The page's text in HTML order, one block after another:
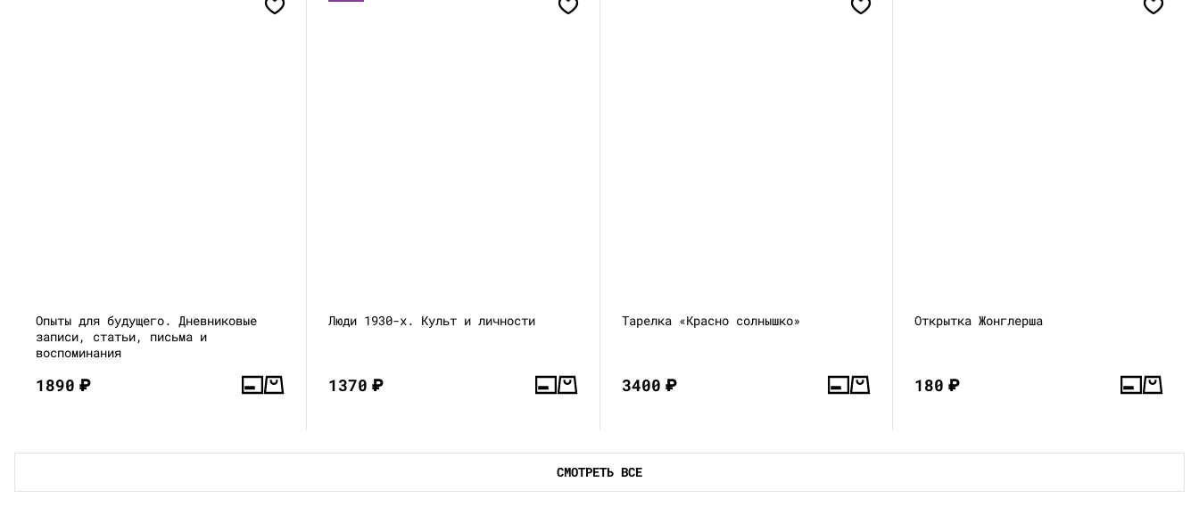
Опыты для будущего. Дневниковые
записи, статьи, письма и
воспоминания
1890₽
Люди 1930-х. Культ и личности
1370₽
Тарелка «Красно солнышко»
3400₽
Открытка Жонглерша
180₽
СМОТРЕТЬ ВСЕ